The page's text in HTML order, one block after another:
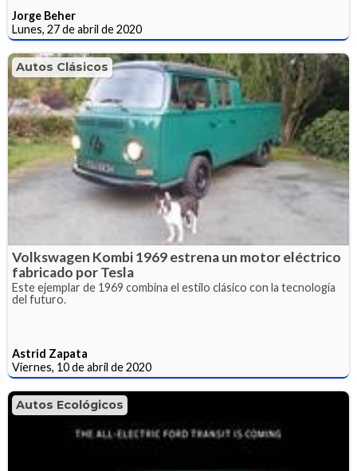
Jorge Beher
Lunes, 27 de abril de 2020
Autos Clásicos
Volkswagen Kombi 1969 estrena un motor eléctrico
fabricado por Tesla
Este ejemplar de 1969 combina el estilo clásico con la tecnología
del futuro.
Astrid Zapata
Viernes, 10 de abril de 2020
Autos Ecológicos